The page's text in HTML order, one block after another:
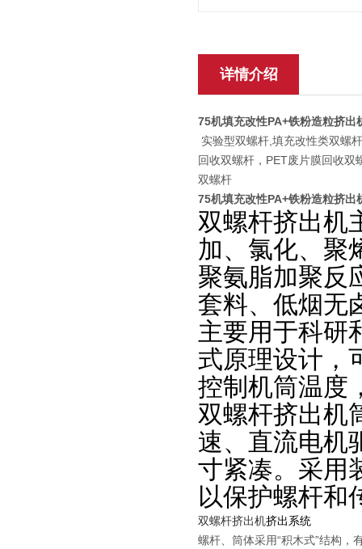
详情介绍
75机填充改性PA+铁粉造粒挤出
实验型双螺杆,填充改性类双螺
回收双螺杆，PET废片膜回收
双螺杆
75机填充改性PA+铁粉造粒挤出
双螺杆挤出机
加、氯化、聚
聚氨脂加聚反
套料、低烟无
主要用于科研
式原理设计，
控制机筒温度
双螺杆挤出机
速、直流电机
寸紧凑。采用
以保护螺杆和
双螺杆挤出机挤出系统
螺杆、筒体采用“积木式”结构